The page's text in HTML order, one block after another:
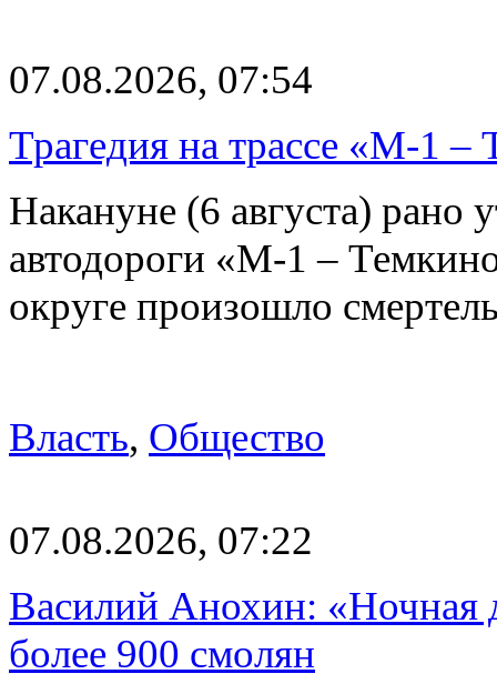
07.08.2026, 07:54
Трагедия на трассе «М-1 –
Накануне (6 августа) рано
автодороги «М-1 –
округе произошло
Власть, Общество
07.08.2026, 07:22
Василий Анохин: «Ночная
более 900 смолян